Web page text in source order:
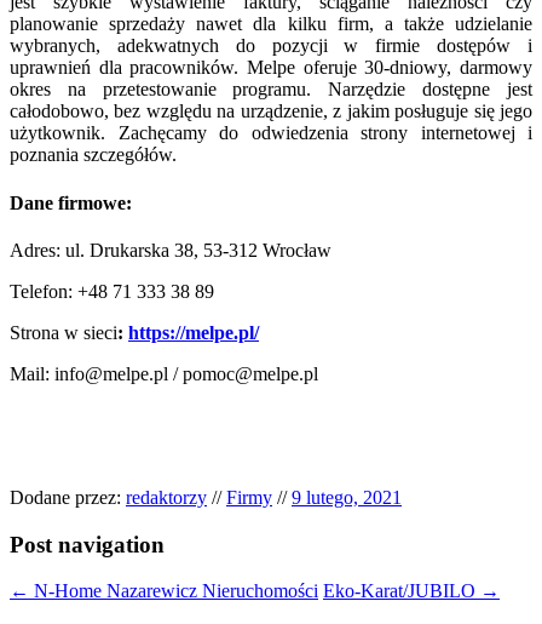
planowanie sprzedaży nawet dla kilku firm, a także udzielanie
wybranych, adekwatnych do pozycji w firmie dostępów i
uprawnień dla pracowników. Melpe oferuje 30-dniowy, darmowy
okres na przetestowanie programu. Narzędzie dostępne jest
całodobowo, bez względu na urządzenie, z jakim posługuje się jego
użytkownik. Zachęcamy do odwiedzenia strony internetowej i
poznania szczegółów.
Dane firmowe:
Adres: ul. Drukarska 38, 53-312 Wrocław
Telefon: +48 71 333 38 89
Strona w sieci: https://melpe.pl/
Mail: info@melpe.pl / pomoc@melpe.pl
Dodane przez: redaktorzy // Firmy // 9 lutego, 2021
Post navigation
← N-Home Nazarewicz Nieruchomości Eko-Karat/JUBILO →